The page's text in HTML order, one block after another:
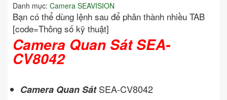
Danh mục: Camera SEAVISION
Bạn có thể dùng lệnh sau để phân thành nhiều TAB
[code=Thông số kỹ thuật]
Camera Quan Sát SEA-
CV8042
Camera Quan SátSEA-CV8042